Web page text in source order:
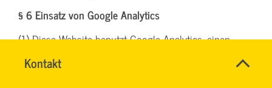
Kontakt
TEAM
Name*
§ 6 Einsatz von Google Analytics
(1) Diese Website benutzt Google Analytics, einen
Analytics verwendet sog. „Cookies“, Textdateien, die auf